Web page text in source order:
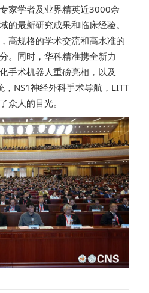
家学者及业界精英近3000余
的最新研究成果和临床经验。
高规格的学术交流和高水准的
。同时，华科精准携全新力
手术机器人重磅亮相，以及
NS1神经外科手术导航，LITT
众人的目光。